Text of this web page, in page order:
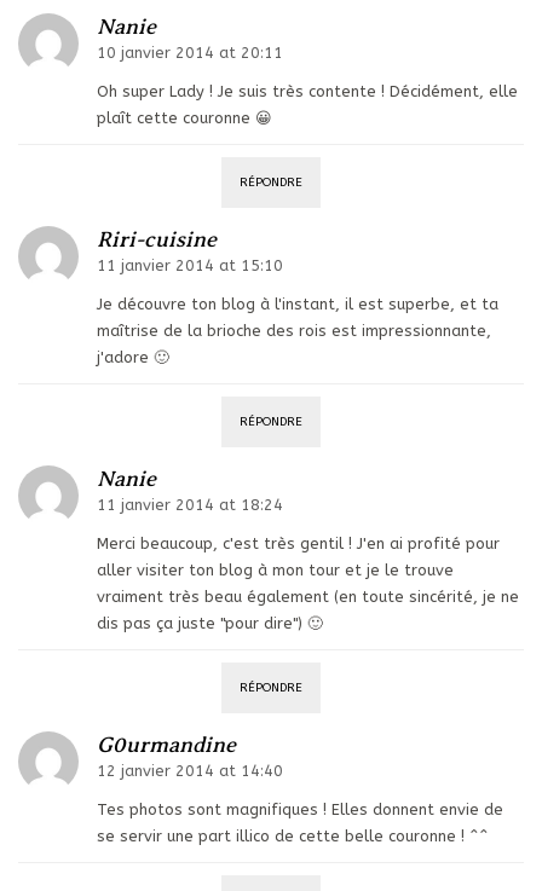
Nanie
10 janvier 2014 at 20:11
Oh super Lady ! Je suis très contente ! Décidément, elle
plaît cette couronne 😀
RÉPONDRE
Riri-cuisine
11 janvier 2014 at 15:10
Je découvre ton blog à l'instant, il est superbe, et ta
maîtrise de la brioche des rois est impressionnante,
j'adore 🙂
RÉPONDRE
Nanie
11 janvier 2014 at 18:24
Merci beaucoup, c'est très gentil ! J'en ai profité pour
aller visiter ton blog à mon tour et je le trouve
vraiment très beau également (en toute sincérité, je ne
dis pas ça juste "pour dire") 🙂
RÉPONDRE
G0urmandine
12 janvier 2014 at 14:40
Tes photos sont magnifiques ! Elles donnent envie de
se servir une part illico de cette belle couronne ! ^^